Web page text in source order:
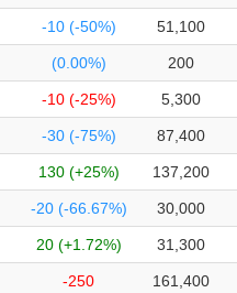
-10 (-50%) 51,100
(0.00%) 200
-10 (-25%) 5,300
-30 (-75%) 87,400
130 (+25%) 137,200
-20 (-66.67%) 30,000
20 (+1.72%) 31,300
-250
161,400